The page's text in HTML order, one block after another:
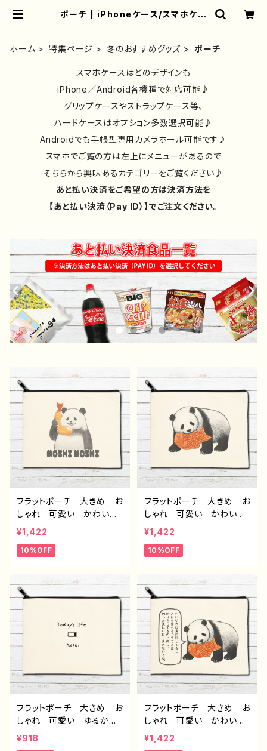
ポーチ | iPhoneケース/スマホケー
アリうさ
ホーム 特集ページ 冬のおすすめグッズ ポーチ
スマホケースはどのデザインも
iPhone／Android各機種で対応可能♪
グリップケースやストラップケース等、
ハードケースはオプション多数選択可能♪
Androidでも手帳型専用カメラホール可能です♪
スマホでご覧の方は左上にメニューがあるので
そちらから興味あるカテゴリーをご覧ください♪
あと払い決済をご希望の方は決済方法を
【あと払い決済（Pay ID）】でご注文ください。
フラットポーチ 大きめ お
しゃれ 可愛い かわい
い ゆるかわ メンズ レ
ディース 動物 パンダ
イラスト メイクポーチ 化
イラストレーター クリエイ
ター 絵師 オリジナル
い おもしろい ゆるい
ユニーク ネタ系 悪いこ
つね G-6
¥1,422
10%OFF
フラットポーチ 大きめ お
しゃれ 可愛い かわい
い ゆるかわ メンズ レ
ディース 動物 パンダ
イラスト メイクポーチ 化
イラストレーター クリエイ
ター 絵師 オリジナル
デザイン グッズ 面白
い おもしろい ゆるい
ユニーク ネタ系 悪いこ
とを言うパンダ タイトル：
たいやき悪パンダ 作：こさ
つね G-6
¥1,422
10%OFF
フラットポーチ 大きめ お
しゃれ 可愛い ゆるか
わ メンズ レディース
¥918
フラットポーチ 大きめ お
しゃれ 可愛い かわい
い ゆるかわ メンズ レ
ディース 動物 パンダ
¥1,422